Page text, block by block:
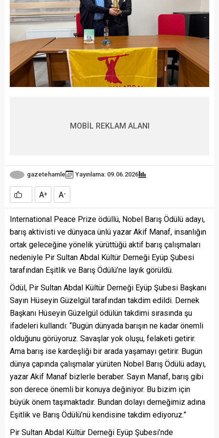
MOBİL REKLAM ALANI
gazetehamle Yayınlama: 09.06.2026
A+ A-
International Peace Prize ödüllü, Nobel Barış Ödülü adayı,
barış aktivisti ve dünyaca ünlü yazar Akif Manaf, insanlığın
ortak geleceğine yönelik yürüttüğü aktif barış çalışmaları
nedeniyle Pir Sultan Abdal Kültür Derneği Eyüp Şubesi
tarafından Eşitlik ve Barış Ödülü’ne layık görüldü.
Ödül, Pir Sultan Abdal Kültür Derneği Eyüp Şubesi Başkanı
Sayın Hüseyin Güzelgül tarafından takdim edildi. Dernek
Başkanı Hüseyin Güzelgül ödülün takdimi sırasında şu
ifadeleri kullandı: “Bugün dünyada barışın ne kadar önemli
olduğunu görüyoruz. Savaşlar yok oluşu, felaketi getirir.
Ama barış ise kardeşliği bir arada yaşamayı getirir. Bugün
dünya çapında çalışmalar yürüten Nobel Barış Ödülü adayı,
yazar Akif Manaf bizlerle beraber. Sayın Manaf, barış gibi
son derece önemli bir konuya değiniyor. Bu bizim için
büyük önem taşımaktadır. Bundan dolayı derneğimiz adına
Eşitlik ve Barış Ödülü’nü kendisine takdim ediyoruz.”
Pir Sultan Abdal Kültür Derneği Eyüp Şubesi’nde